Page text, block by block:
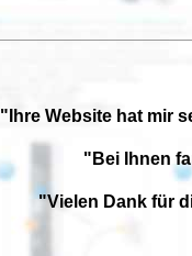
"Ihre Website hat mir
"Bei Ihnen
"Vielen Dank für